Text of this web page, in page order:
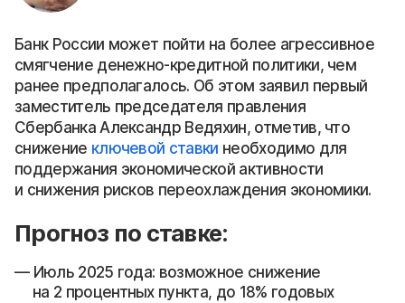
Банк России может пойти на более агрессивное
смягчение денежно-кредитной политики, чем
ранее предполагалось. Об этом заявил первый
заместитель председателя правления
Сбербанка Александр Ведяхин, отметив, что
снижение ключевой ставки необходимо для
поддержания экономической активности
и снижения рисков переохлаждения экономики.
Прогноз по ставке:
Июль 2025 года: возможное снижение
на 2 процентных пункта, до 18% годовых